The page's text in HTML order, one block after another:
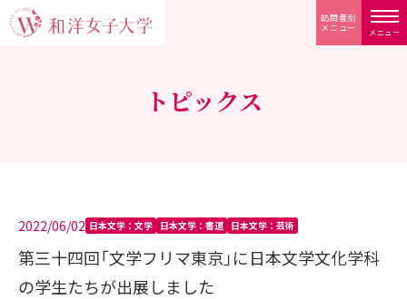
メニュー
訪問者別
メニュー
トピックス
2022/06/02 日本文学：文学 日本文学：書道 日本文学：芸術
第三十四回「文学フリマ東京」に日本文学文化学科
の学生たちが出展しました